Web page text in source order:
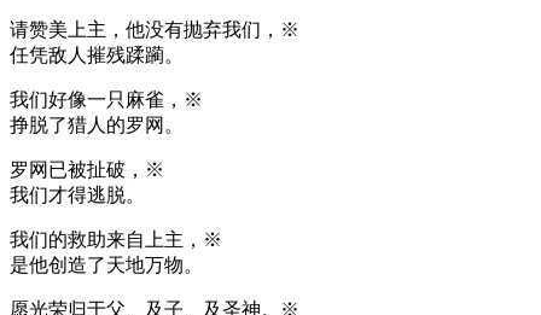
请赞美上主，他没有抛弃我们，※
任凭敌人摧残蹂躏。
我们好像一只麻雀，※
挣脱了猎人的罗网。
罗网已被扯破，※
我们才得逃脱。
我们的救助来自上主，※
是他创造了天地万物。
愿光荣归于父、及子、及圣神。※